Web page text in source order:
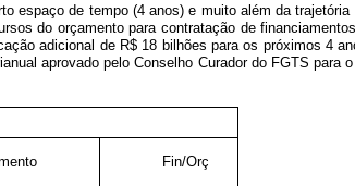
de tempo (4 anos) e muito além da
do orçamento para contratação de
adicional de R$ 18 bilhões para os próximos 4
aprovado pelo Conselho Curador do FGTS para
Fin/Orç